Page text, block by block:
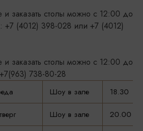
и заказать столы можно с 12:00 до
+7 (4012) 398-028 или +7 (4012)
и заказать столы можно с 12:00 до
738-80-28
Шоу в зале 18.30
Шоу в зале 20.00